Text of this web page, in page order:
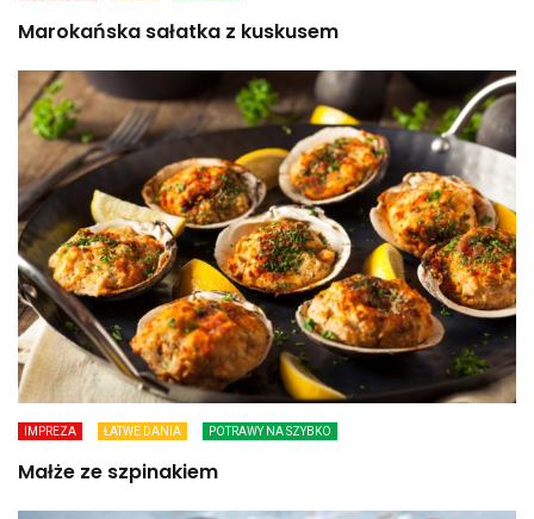
Marokańska sałatka z kuskusem
IMPREZA ŁATWE DANIA POTRAWY NA SZYBKO
Małże ze szpinakiem